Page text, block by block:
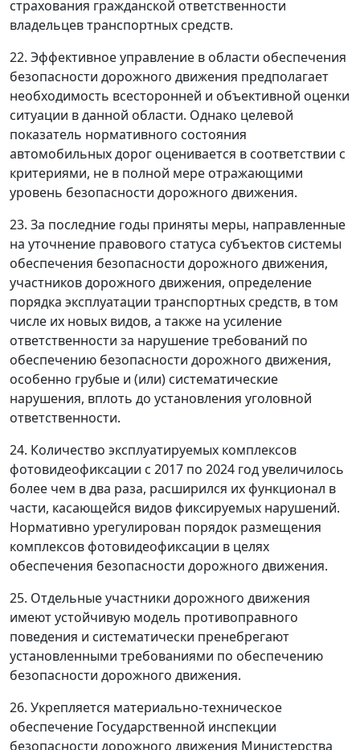
страхования гражданской ответственности
владельцев транспортных средств.
22. Эффективное управление в области обеспечения
безопасности дорожного движения предполагает
необходимость всесторонней и объективной оценки
ситуации в данной области. Однако целевой
показатель нормативного состояния
автомобильных дорог оценивается в соответствии с
критериями, не в полной мере отражающими
уровень безопасности дорожного движения.
23. За последние годы приняты меры, направленные
на уточнение правового статуса субъектов системы
обеспечения безопасности дорожного движения,
участников дорожного движения, определение
порядка эксплуатации транспортных средств, в том
числе их новых видов, а также на усиление
ответственности за нарушение требований по
обеспечению безопасности дорожного движения,
особенно грубые и (или) систематические
нарушения, вплоть до установления уголовной
ответственности.
24. Количество эксплуатируемых комплексов
фотовидеофиксации с 2017 по 2024 год увеличилось
более чем в два раза, расширился их функционал в
части, касающейся видов фиксируемых нарушений.
Нормативно урегулирован порядок размещения
комплексов фотовидеофиксации в целях
обеспечения безопасности дорожного движения.
25. Отдельные участники дорожного движения
имеют устойчивую модель противоправного
поведения и систематически пренебрегают
установленными требованиями по обеспечению
безопасности дорожного движения.
26. Укрепляется материально-техническое
обеспечение Государственной инспекции
безопасности дорожного движения Министерства